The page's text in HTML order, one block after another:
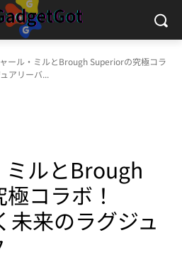
ール・ミルとBrough Superiorの究極コラ
アリーバ...
ミルとBrough
コラボ！
未来のラグジュ